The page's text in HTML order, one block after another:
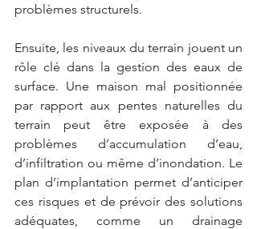
problèmes structurels.
Ensuite, les niveaux du terrain jouent un
rôle clé dans la gestion des eaux de
surface. Une maison mal positionnée
par rapport aux pentes naturelles du
terrain peut être exposée à des
problèmes d’accumulation d’eau,
d’infiltration ou même d’inondation. Le
plan d’implantation permet d’anticiper
ces risques et de prévoir des solutions
adéquates, comme un drainage